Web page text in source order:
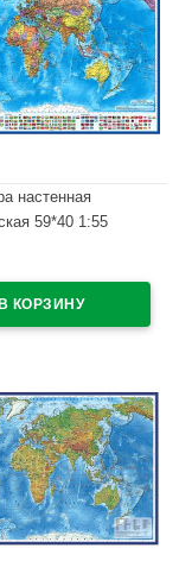
настенная
59*40 1:55
арт КН024